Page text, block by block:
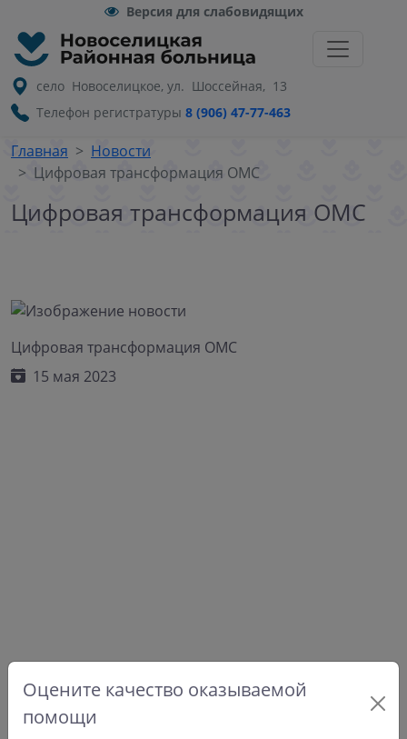
Версия для слабовидящих
село Новоселицкое, ул. Шоссейная, 13
Телефон регистратуры 8 (906) 47-77-463
Главная
Новости
Цифровая трансформация ОМС
Цифровая трансформация ОМС
Цифровая трансформация ОМС
15 мая 2023
Оцените качество оказываемой
помощи